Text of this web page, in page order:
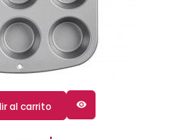
al carrito 